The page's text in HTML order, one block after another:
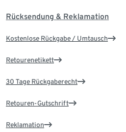
Rücksendung & Reklamation
Kostenlose Rückgabe / Umtausch
Retourenetikett
30 Tage Rückgaberecht
Retouren-Gutschrift
Reklamation